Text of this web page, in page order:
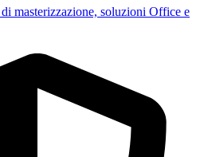
masterizzazione, soluzioni Office e